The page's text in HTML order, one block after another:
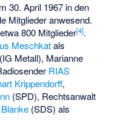
30. April 1967 in den
Mitglieder anwesend.
800 Mitglieder[4].
Meschkatals
Metall), Marianne
RIAS
Krippendorff,
(SPD), Rechtsanwalt
(SDS) als